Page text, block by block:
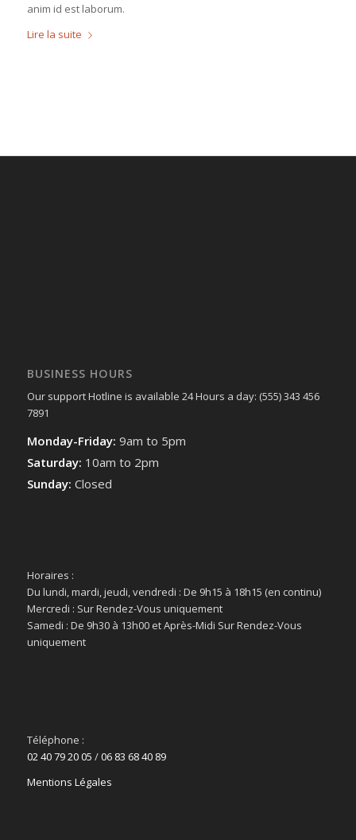
anim id est laborum.
Lire la suite
BUSINESS HOURS
Our support Hotline is available 24 Hours a day: (555) 343 456
7891
Monday-Friday: 9am to 5pm
Saturday: 10am to 2pm
Sunday: Closed
Horaires :
Du lundi, mardi, jeudi, vendredi : De 9h15 à 18h15 (en continu)
Mercredi : Sur Rendez-Vous uniquement
Samedi : De 9h30 à 13h00 et Après-Midi Sur Rendez-Vous
uniquement
Téléphone :
02 40 79 20 05 /06 83 68 40 89
Mentions Légales